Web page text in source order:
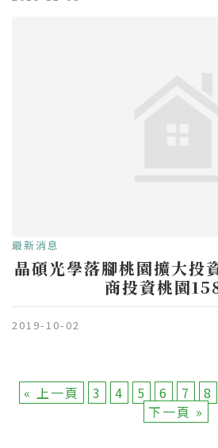
最新消息
晶碩光學落腳桃園擴大投
商投資桃園
2019-10-02
« 上一頁 3 4 5 6 7 8
下一頁 »